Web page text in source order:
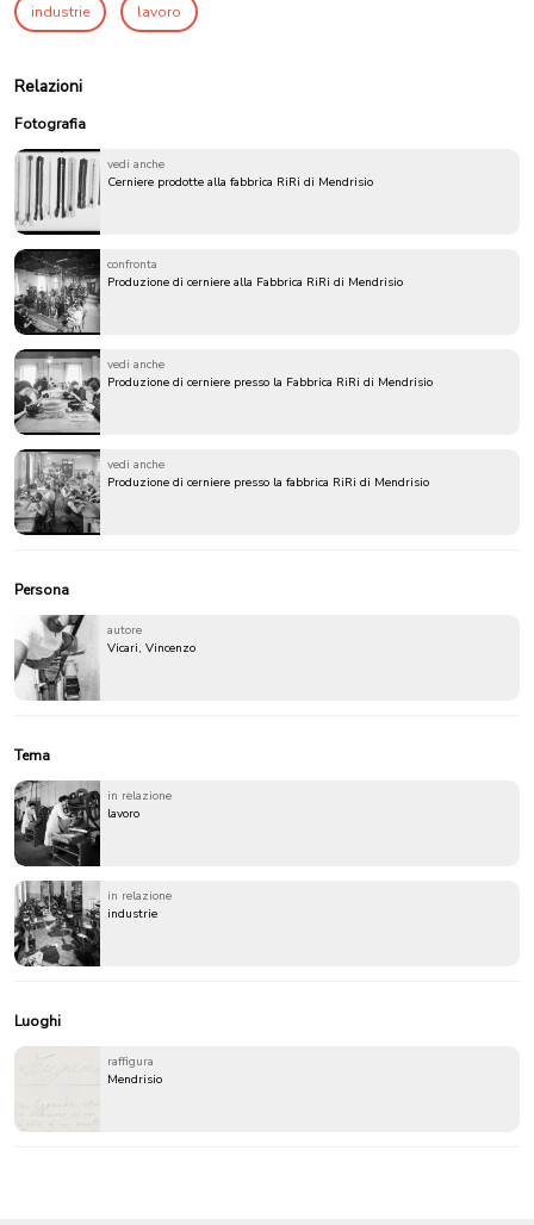
industrie lavoro
Relazioni
Fotografia
vedi anche
Cerniere prodotte alla fabbrica RiRi di Mendrisio
confronta
Produzione di cerniere alla Fabbrica RiRi di Mendrisio
vedi anche
Produzione di cerniere presso la Fabbrica RiRi di Mendrisio
vedi anche
Produzione di cerniere presso la fabbrica RiRi di Mendrisio
Persona
autore
Vicari, Vincenzo
Tema
in relazione
lavoro
in relazione
industrie
Luoghi
raffigura
Mendrisio